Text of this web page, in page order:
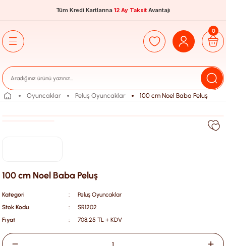
Tüm Kredi Kartlarına 12 Ay Taksit Avantajı
0
Oyuncaklar Peluş Oyuncaklar 100 cm Noel Baba Peluş
100 cm Noel Baba Peluş
Kategori
Peluş Oyuncaklar
Stok Kodu
SR1202
Fiyat
708,25 TL + KDV